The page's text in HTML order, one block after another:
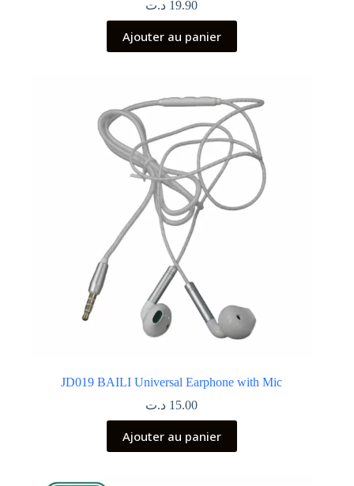
19.90 د.ت
Ajouter au panier
JD019 BAILI Universal Earphone with Mic
15.00 د.ت
Ajouter au panier